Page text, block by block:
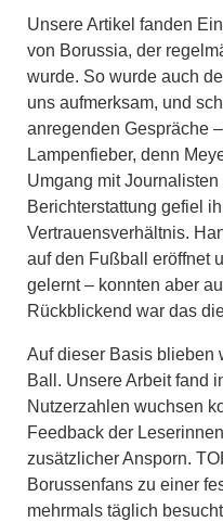
Unsere Artikel fanden
von Borussia, der
wurde. So wurde auch
uns aufmerksam, und
anregenden Gespräche
Lampenfieber, denn
Umgang mit
Berichterstattung gefiel
Vertrauensverhältnis.
auf den Fußball eröffnet
gelernt – konnten aber
Rückblickend war das
Auf dieser Basis blieben
Ball. Unsere Arbeit fand
Nutzerzahlen wuchsen
Feedback der
zusätzlicher Ansporn.
Borussenfans zu einer
mehrmals täglich